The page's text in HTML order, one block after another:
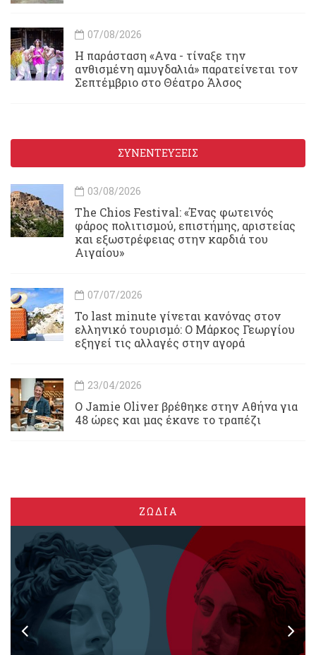
07/08/2026
Η παράσταση «Ανα - τίναξε την
ανθισμένη αμυγδαλιά» παρατείνεται τον
Σεπτέμβριο στο Θέατρο Άλσος
ΣΥΝΕΝΤΕΥΞΕΙΣ
03/08/2026
Τhe Chios Festival: «Ένας φωτεινός
φάρος πολιτισμού, επιστήμης, αριστείας
και εξωστρέφειας στην καρδιά του
Αιγαίου»
07/07/2026
Το last minute γίνεται κανόνας στον
ελληνικό τουρισμό: Ο Μάρκος Γεωργίου
εξηγεί τις αλλαγές στην αγορά
23/04/2026
Ο Jamie Oliver βρέθηκε στην Αθήνα για
48 ώρες και μας έκανε το τραπέζι
ΖΩΔΙΑ